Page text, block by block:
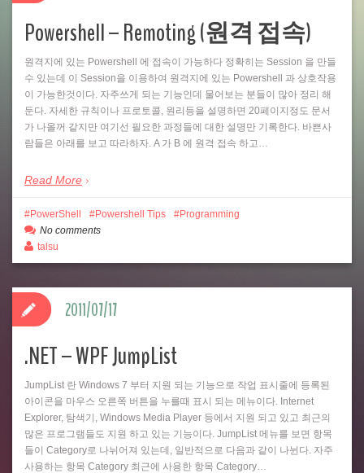
Powershell – Remoting (원격 접속)
원격지에 있는 Powershell 에 접속이 가능하다 정확히는 Session 을 만들
수 있는데 이 Session을 이용하여 원격지에 있는 Powershell 과 상호작용
이 가능한것이다. 자주쓰게 되는 기능인데 물어보는 분들이 많아 정리 해
둔다. 자세한 규칙이나 프로토콜, 원리등을 설명하면 20페이지정도 문서
가 나올꺼 같지만 여기선 필요한 과정들에 대한 설명만 기록한다. 바쁜사
람들은 아래를 보고 따라하자. A 가 B 에 원격 접속 하고…
Read More
PowerShell Powershell Tips
Programming
No comments
talsu
.NET – WPF JumpList
JumpList 란 Windows 7 부터 지원 되는 기능으로 작업 표시줄에 등록된
아이콘을 마우스 오른쪽 버튼을 누를때 표시 되는 메뉴이다. Internet
Explorer, 탐색기, Windows Media Player 등에서 지원 되고 있고 최근의
많은 프로그램들도 지원 하고 있는 기능이다. JumpList 메뉴를 보면 항목
들이 Category로 나뉘어져 있는데, 일반적으로 다음과 같이 나뉜다. 자주
사용하는 항목 Category 최근에 사용한 항목 Category…
2011/07/17